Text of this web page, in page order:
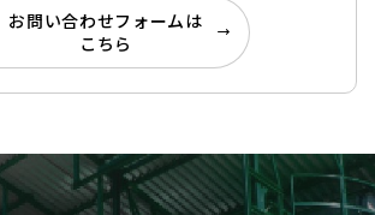
お問い合わせフォームは
こちら